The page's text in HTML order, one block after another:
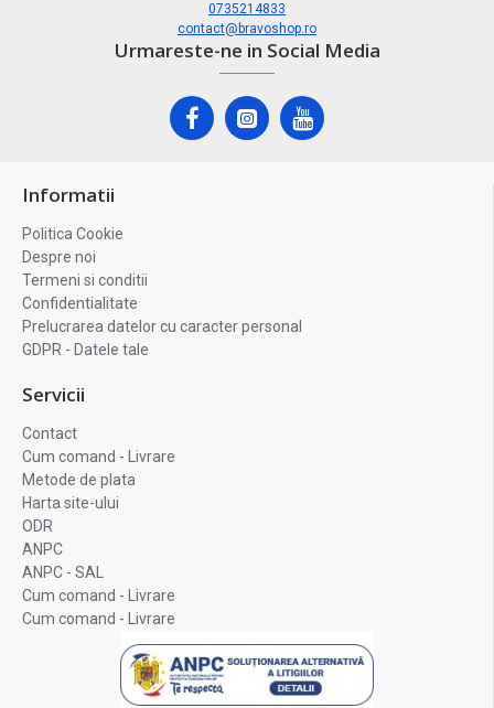
0735214833
contact@bravoshop.ro
Urmareste-ne in Social Media
Informatii
Politica Cookie
Despre noi
Termeni si conditii
Confidentialitate
Prelucrarea datelor cu caracter personal
GDPR - Datele tale
Servicii
Contact
Cum comand - Livrare
Metode de plata
Harta site-ului
ODR
ANPC
ANPC - SAL
Cum comand - Livrare
Cum comand - Livrare